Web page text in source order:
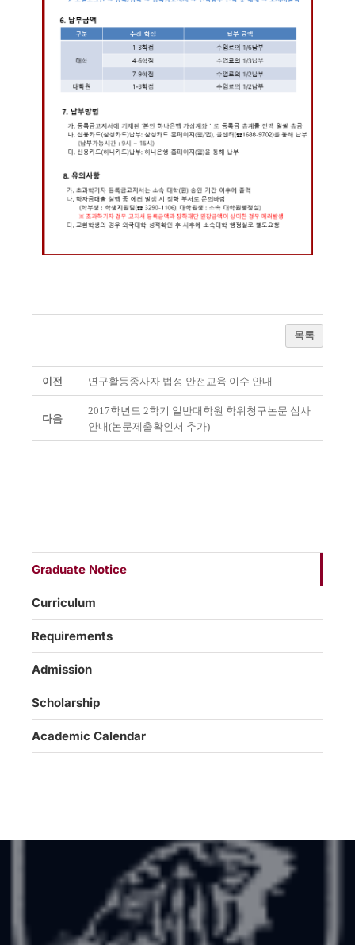
목록
이전 연구활동종사자 법정 안전교육 이수 안내
다음
2017학년도 2학기 일반대학원 학위청구논문 심사
안내(논문제출확인서 추가)
Graduate Notice
Curriculum
Requirements
Admission
Scholarship
Academic Calendar